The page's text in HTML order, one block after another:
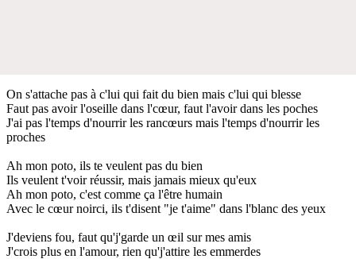
On s'attache pas à c'lui qui fait du bien mais c'lui qui blesse
Faut pas avoir l'oseille dans l'cœur, faut l'avoir dans les poches
J'ai pas l'temps d'nourrir les rancœurs mais l'temps d'nourrir les
proches
Ah mon poto, ils te veulent pas du bien
Ils veulent t'voir réussir, mais jamais mieux qu'eux
Ah mon poto, c'est comme ça l'être humain
Avec le cœur noirci, ils t'disent "je t'aime" dans l'blanc des yeux
J'deviens fou, faut qu'j'garde un œil sur mes amis
J'crois plus en l'amour, rien qu'j'attire les emmerdes